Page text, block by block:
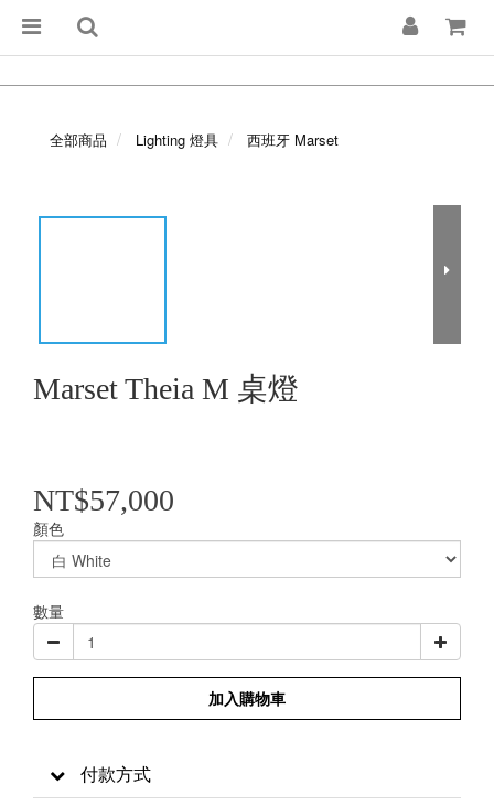
全部商品 Lighting 燈具 西班牙 Marset
Marset Theia M 桌燈
NT$57,000
顏色
數量
加入購物車
付款方式